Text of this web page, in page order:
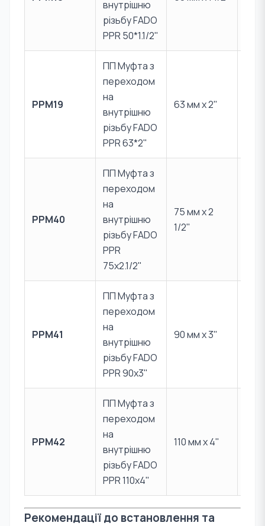
внутрішню
різьбу FADO
PPR 50*1.1/2"
PPM19
ПП Муфта з
переходом
на
внутрішню
різьбу FADO
PPR 63*2"
63 мм x 2"
PPM40
ПП Муфта з
переходом
на
внутрішню
різьбу FADO
PPR
75x2.1/2"
75 мм x 2
1/2"
PPM41
ПП Муфта з
переходом
на
внутрішню
різьбу FADO
PPR 90x3"
90 мм x 3"
PPM42
ПП Муфта з
переходом
на
внутрішню
різьбу FADO
PPR 110x4"
110 мм x 4"
Рекомендації до встановлення та